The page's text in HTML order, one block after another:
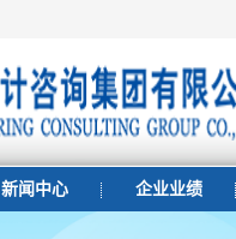
新闻中心 企业业绩